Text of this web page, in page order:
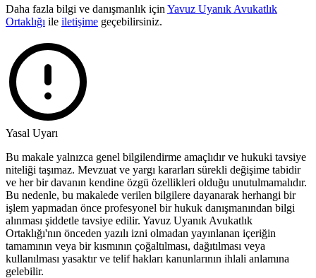
Daha fazla bilgi ve danışmanlık için Yavuz Uyanık Avukatlık
Ortaklığı ile iletişime geçebilirsiniz.
Yasal Uyarı
Bu makale yalnızca genel bilgilendirme amaçlıdır ve hukuki tavsiye
niteliği taşımaz. Mevzuat ve yargı kararları sürekli değişime tabidir
ve her bir davanın kendine özgü özellikleri olduğu unutulmamalıdır.
Bu nedenle, bu makalede verilen bilgilere dayanarak herhangi bir
işlem yapmadan önce profesyonel bir hukuk danışmanından bilgi
alınması şiddetle tavsiye edilir. Yavuz Uyanık Avukatlık
Ortaklığı'nın önceden yazılı izni olmadan yayınlanan içeriğin
tamamının veya bir kısmının çoğaltılması, dağıtılması veya
kullanılması yasaktır ve telif hakları kanunlarının ihlali anlamına
gelebilir.